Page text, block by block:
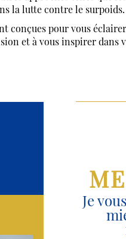
la lutte contre le surpoids.
conçues pour vous
et à vous inspirer dans
Je